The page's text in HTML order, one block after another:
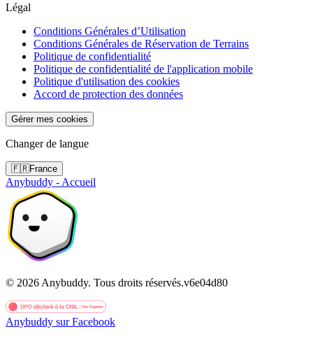
Légal
Conditions Générales d’Utilisation
Conditions Générales de Réservation de Terrains
Politique de confidentialité
Politique de confidentialité de l'application mobile
Politique d'utilisation des cookies
Accord de protection des données
Gérer mes cookies
Changer de langue
🇫🇷France
Anybuddy - Accueil
© 2026 Anybuddy. Tous droits réservés.v6e04d80
Anybuddy sur Facebook